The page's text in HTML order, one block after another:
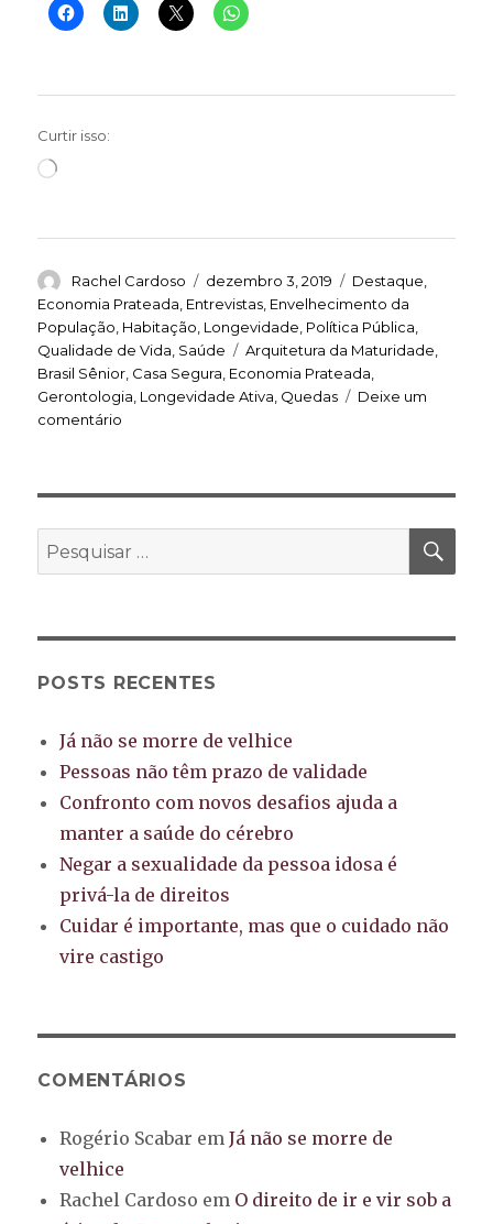
Curtir isso:
Carregando...
Autor
Rachel Cardoso
Publicado
em
dezembro 3, 2019 Categorias
Destaque,
Economia Prateada, Entrevistas, Envelhecimento da
População, Habitação, Longevidade, Política Pública,
Qualidade de Vida, Saúde Tags
Arquitetura da Maturidade,
Brasil Sênior, Casa Segura, Economia Prateada,
Gerontologia, Longevidade Ativa, Quedas
Deixe um
comentário
de
casa
Pesquisar
por:
POSTS RECENTES
Já não se morre de velhice
Pessoas não têm prazo de validade
Confronto com novos desafios ajuda a
manter a saúde do cérebro
Negar a sexualidade da pessoa idosa é
privá-la de direitos
Cuidar é importante, mas que o cuidado não
vire castigo
COMENTÁRIOS
Rogério Scabar emJá não se morre de
velhice
Rachel Cardoso em O direito de ir e vir sob a